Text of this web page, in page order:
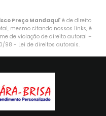
Preço Mandaqui" é de direito
mesmo citando nossos links, é
de violação de direito autoral –
98 - Lei de direitos autorais.